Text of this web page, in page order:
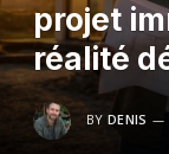
projet
réalité
BY DENIS